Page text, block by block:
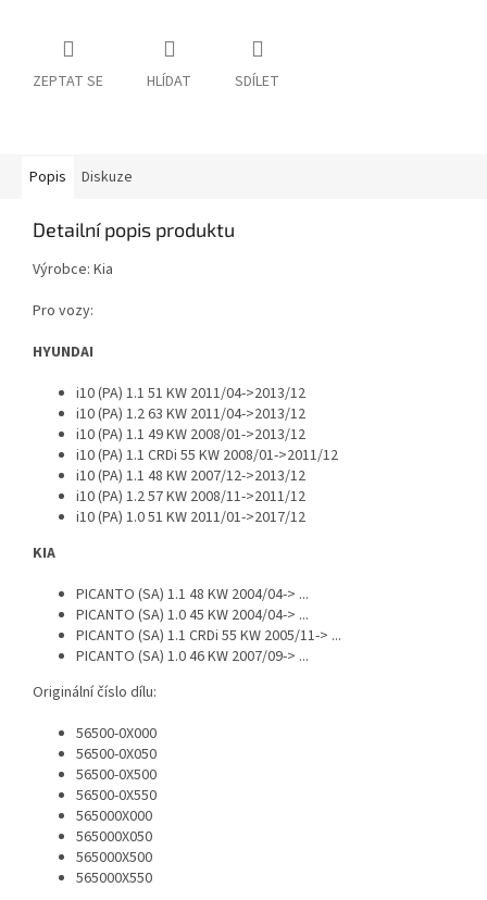
ZEPTAT SE HLÍDAT SDÍLET
Popis Diskuze
Detailní popis produktu
Výrobce: Kia
Pro vozy:
HYUNDAI
i10 (PA) 1.1 51 KW 2011/04->2013/12
i10 (PA) 1.2 63 KW 2011/04->2013/12
i10 (PA) 1.1 49 KW 2008/01->2013/12
i10 (PA) 1.1 CRDi 55 KW 2008/01->2011/12
i10 (PA) 1.1 48 KW 2007/12->2013/12
i10 (PA) 1.2 57 KW 2008/11->2011/12
i10 (PA) 1.0 51 KW 2011/01->2017/12
KIA
PICANTO (SA) 1.1 48 KW 2004/04-> ...
PICANTO (SA) 1.0 45 KW 2004/04-> ...
PICANTO (SA) 1.1 CRDi 55 KW 2005/11-> ...
PICANTO (SA) 1.0 46 KW 2007/09-> ...
Originální číslo dílu:
56500-0X000
56500-0X050
56500-0X500
56500-0X550
565000X000
565000X050
565000X500
565000X550